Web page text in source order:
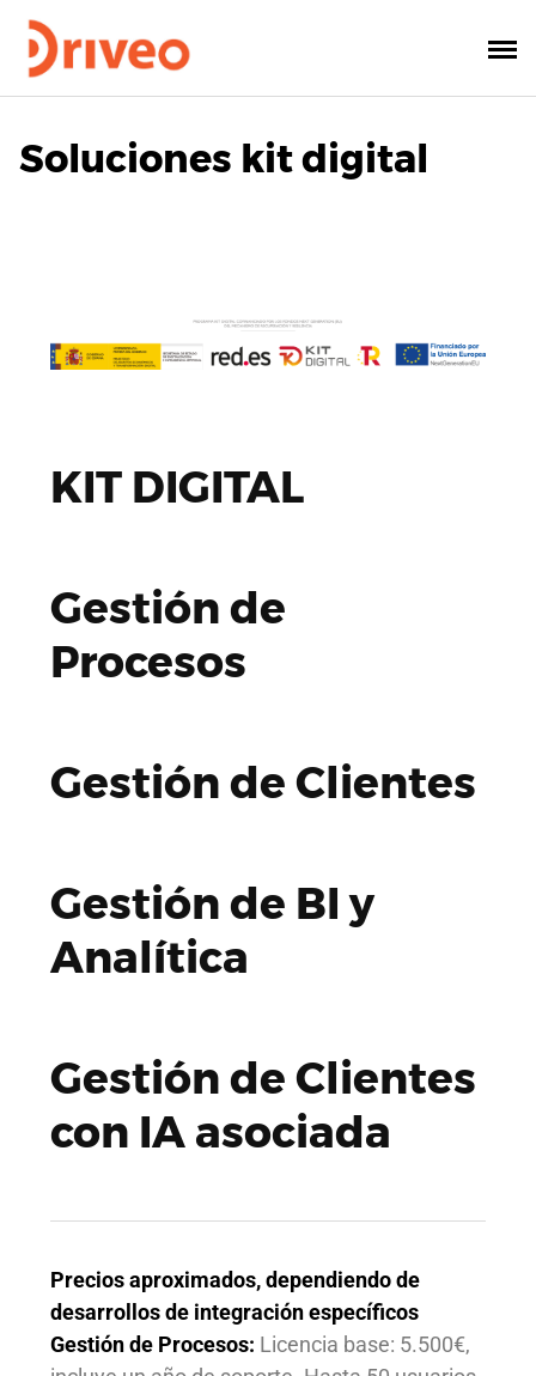
Soluciones kit digital
KIT DIGITAL
Gestión de
Procesos
Gestión de Clientes
Gestión de BI y
Analítica
Gestión de Clientes
con IA asociada
Precios aproximados, dependiendo de
desarrollos de integración específicos
Gestión de Procesos: Licencia base: 5.500€,